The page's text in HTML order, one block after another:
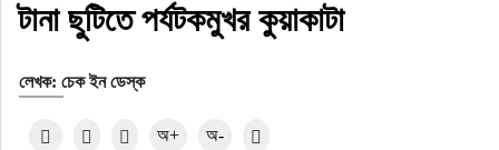
টানা ছুটিতে পর্যটকমুখর কুয়াকাটা
লেখক: চেক ইন ডেস্ক
অ+ অ-